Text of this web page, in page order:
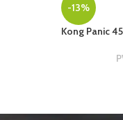
-13%
Kong Panic